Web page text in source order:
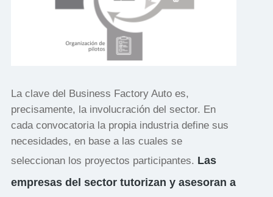
La clave del Business Factory Auto es,
precisamente, la involucración del sector. En
cada convocatoria la propia industria define sus
necesidades, en base a las cuales se
seleccionan los proyectos participantes. Las
empresas del sector tutorizan y asesoran a